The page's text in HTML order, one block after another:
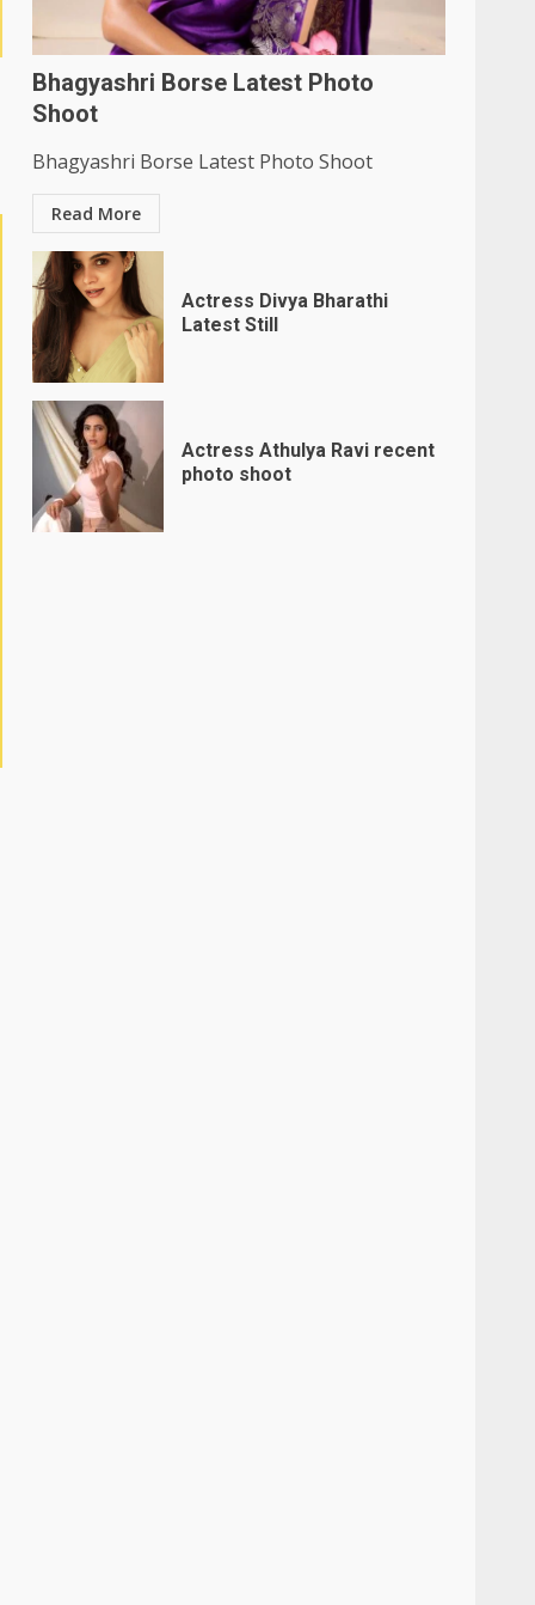
Bhagyashri Borse Latest Photo
Shoot
Bhagyashri Borse Latest Photo Shoot
Read More
Actress Divya Bharathi
Latest Still
Actress Athulya Ravi recent
photo shoot